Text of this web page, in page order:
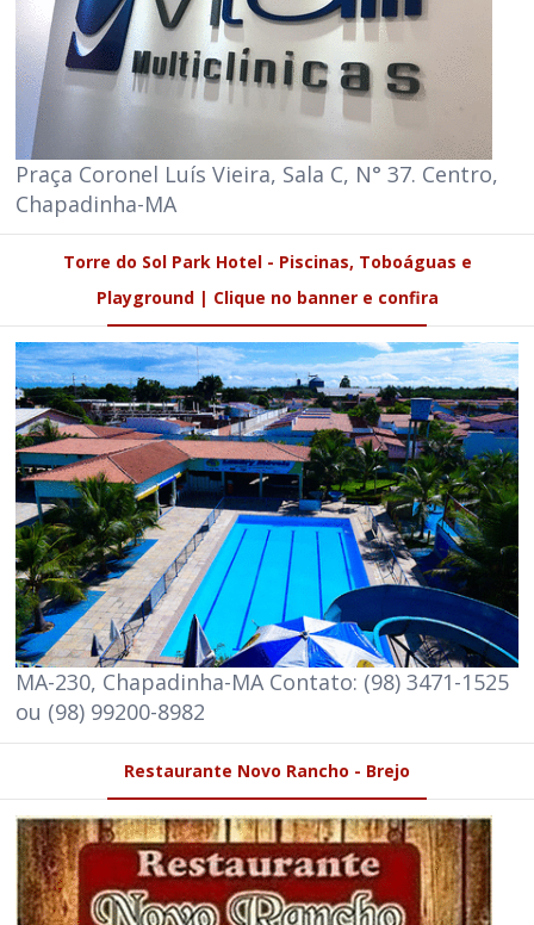
Praça Coronel Luís Vieira, Sala C, N° 37. Centro,
Chapadinha-MA
Torre do Sol Park Hotel - Piscinas, Toboáguas e
Playground | Clique no banner e confira
MA-230, Chapadinha-MA Contato: (98) 3471-1525
ou (98) 99200-8982
Restaurante Novo Rancho - Brejo